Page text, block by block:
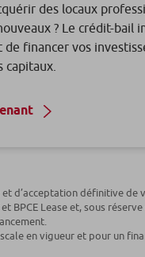
des locaux
? Le crédit-bail
de financer vos
capitaux.
et d’acceptation définitive de
BPCE Lease et, sous
en vigueur et pour un